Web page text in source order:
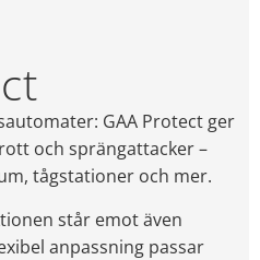
GAA Protect ger
och sprängattacker –
tågstationer och mer.
står emot även
anpassning passar